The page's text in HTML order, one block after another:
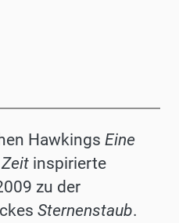
Hawkings Eine
inspirierte
zu der
Sternenstaub.